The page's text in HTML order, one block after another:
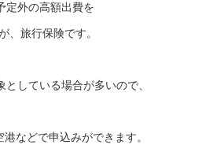
定外の高額出費を
、旅行保険です。
している場合が多いので、
などで申込みができます。